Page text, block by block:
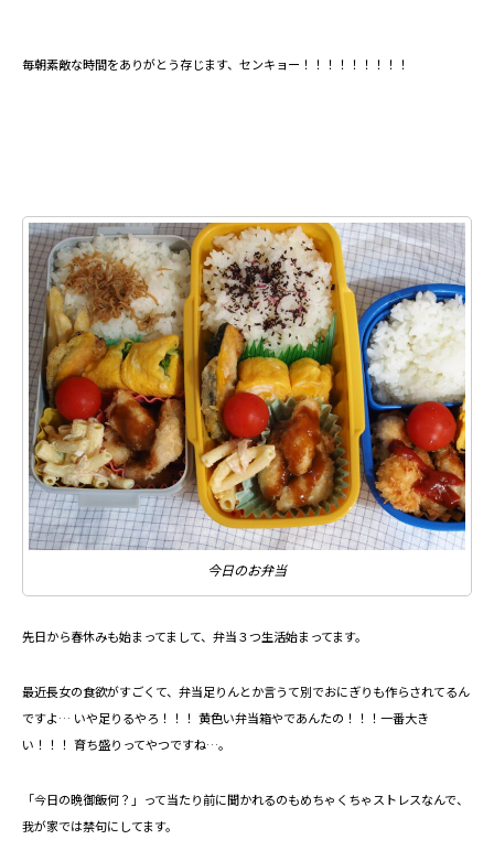
毎朝素敵な時間をありがとう存じます、センキョー！！！！！！！！！
今日のお弁当
先日から春休みも始まってまして、弁当３つ生活始まってます。
最近長女の食欲がすごくて、弁当足りんとか言うて別でおにぎりも作らされてるん
ですよ… いや足りるやろ！！！ 黄色い弁当箱やであんたの！！！一番大き
い！！！ 育ち盛りってやつですね…。
「今日の晩御飯何？」って当たり前に聞かれるのもめちゃくちゃストレスなんで、
我が家では禁句にしてます。